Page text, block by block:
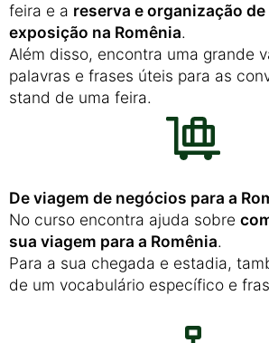
feira e a reserva e organização
exposição na Romênia.
Além disso, encontra uma grande
palavras e frases úteis para as
stand de uma feira.
De viagem de negócios para a
No curso encontra ajuda sobre
sua viagem para a Romênia.
Para a sua chegada e estadia,
de um vocabulário específico e